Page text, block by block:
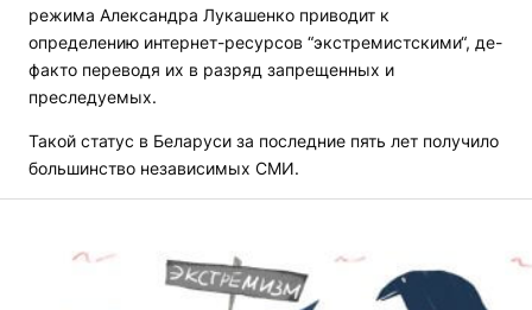
режима Александра Лукашенко приводит к
определению интернет-ресурсов “экстремистскими“, де-
факто переводя их в разряд запрещенных и
преследуемых.
Такой статус в Беларуси за последние пять лет получило
большинство независимых СМИ.